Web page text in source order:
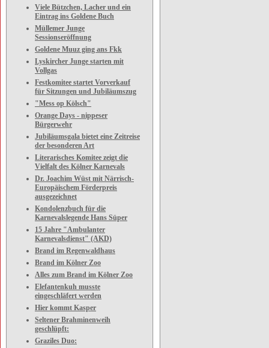
Viele Bützchen, Lacher und ein
Eintrag ins Goldene Buch
Müllemer Junge
Sessionseröffnung
Goldene Muuz ging ans Fkk
Lyskircher Junge starten mit
Vollgas
Festkomitee startet Vorverkauf
für Sitzungen und Jubiläumszug
"Mess op Kölsch"
Orange Days - nippeser
Bürgerwehr
Jubiläumsgala bietet eine Zeitreise
der besonderen Art
Literarisches Komitee zeigt die
Vielfalt des Kölner Karnevals
Dr. Joachim Wüst mit Närrisch-
Europäischem Förderpreis
ausgezeichnet
Kondolenzbuch für die
Karnevalslegende Hans Süper
15 Jahre "Ambulanter
Karnevalsdienst" (AKD)
Brand im Regenwaldhaus
Brand im Kölner Zoo
Alles zum Brand im Kölner Zoo
Elefantenkuh musste
eingeschläfert werden
Hier kommt Kasper
Seltener Brahminenweih
geschlüpft:
Graziles Duo: